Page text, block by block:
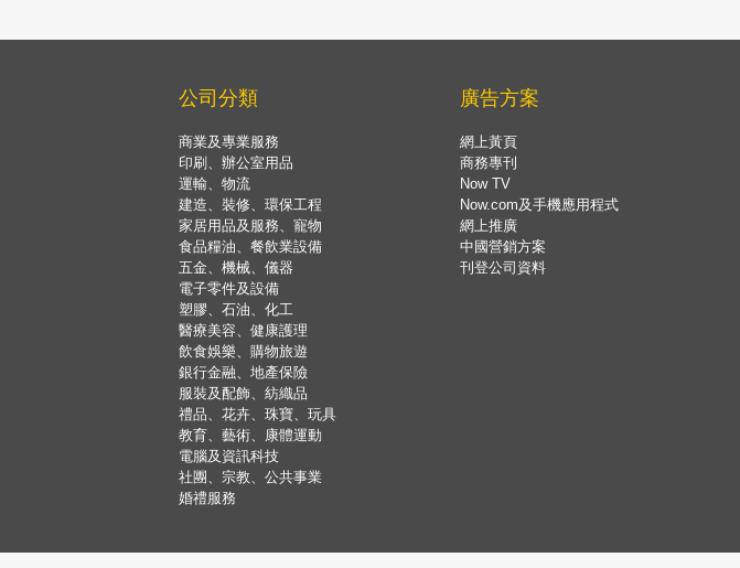
公司分類
商業及專業服務
印刷、辦公室用品
運輸、物流
建造、裝修、環保工程
家居用品及服務、寵物
食品糧油、餐飲業設備
五金、機械、儀器
電子零件及設備
塑膠、石油、化工
醫療美容、健康護理
飲食娛樂、購物旅遊
銀行金融、地產保險
服裝及配飾、紡織品
禮品、花卉、珠寶、玩具
教育、藝術、康體運動
電腦及資訊科技
社團、宗教、公共事業
婚禮服務
廣告方案
網上黃頁
商務專刊
Now TV
Now.com及手機應用程式
網上推廣
中國營銷方案
刊登公司資料